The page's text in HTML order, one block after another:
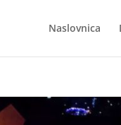
Naslovnica